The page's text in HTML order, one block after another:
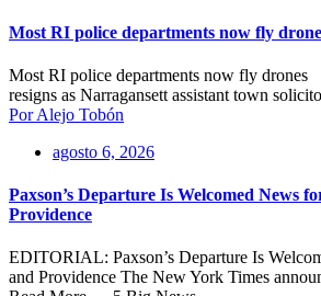
Most RI police departments now fly
Most RI police departments now fly
resigns as Narragansett assistant town
Por Alejo Tobón
agosto 6, 2026
Paxson’s Departure Is Welcomed News
Providence
EDITORIAL: Paxson’s Departure Is
and Providence The New York Times